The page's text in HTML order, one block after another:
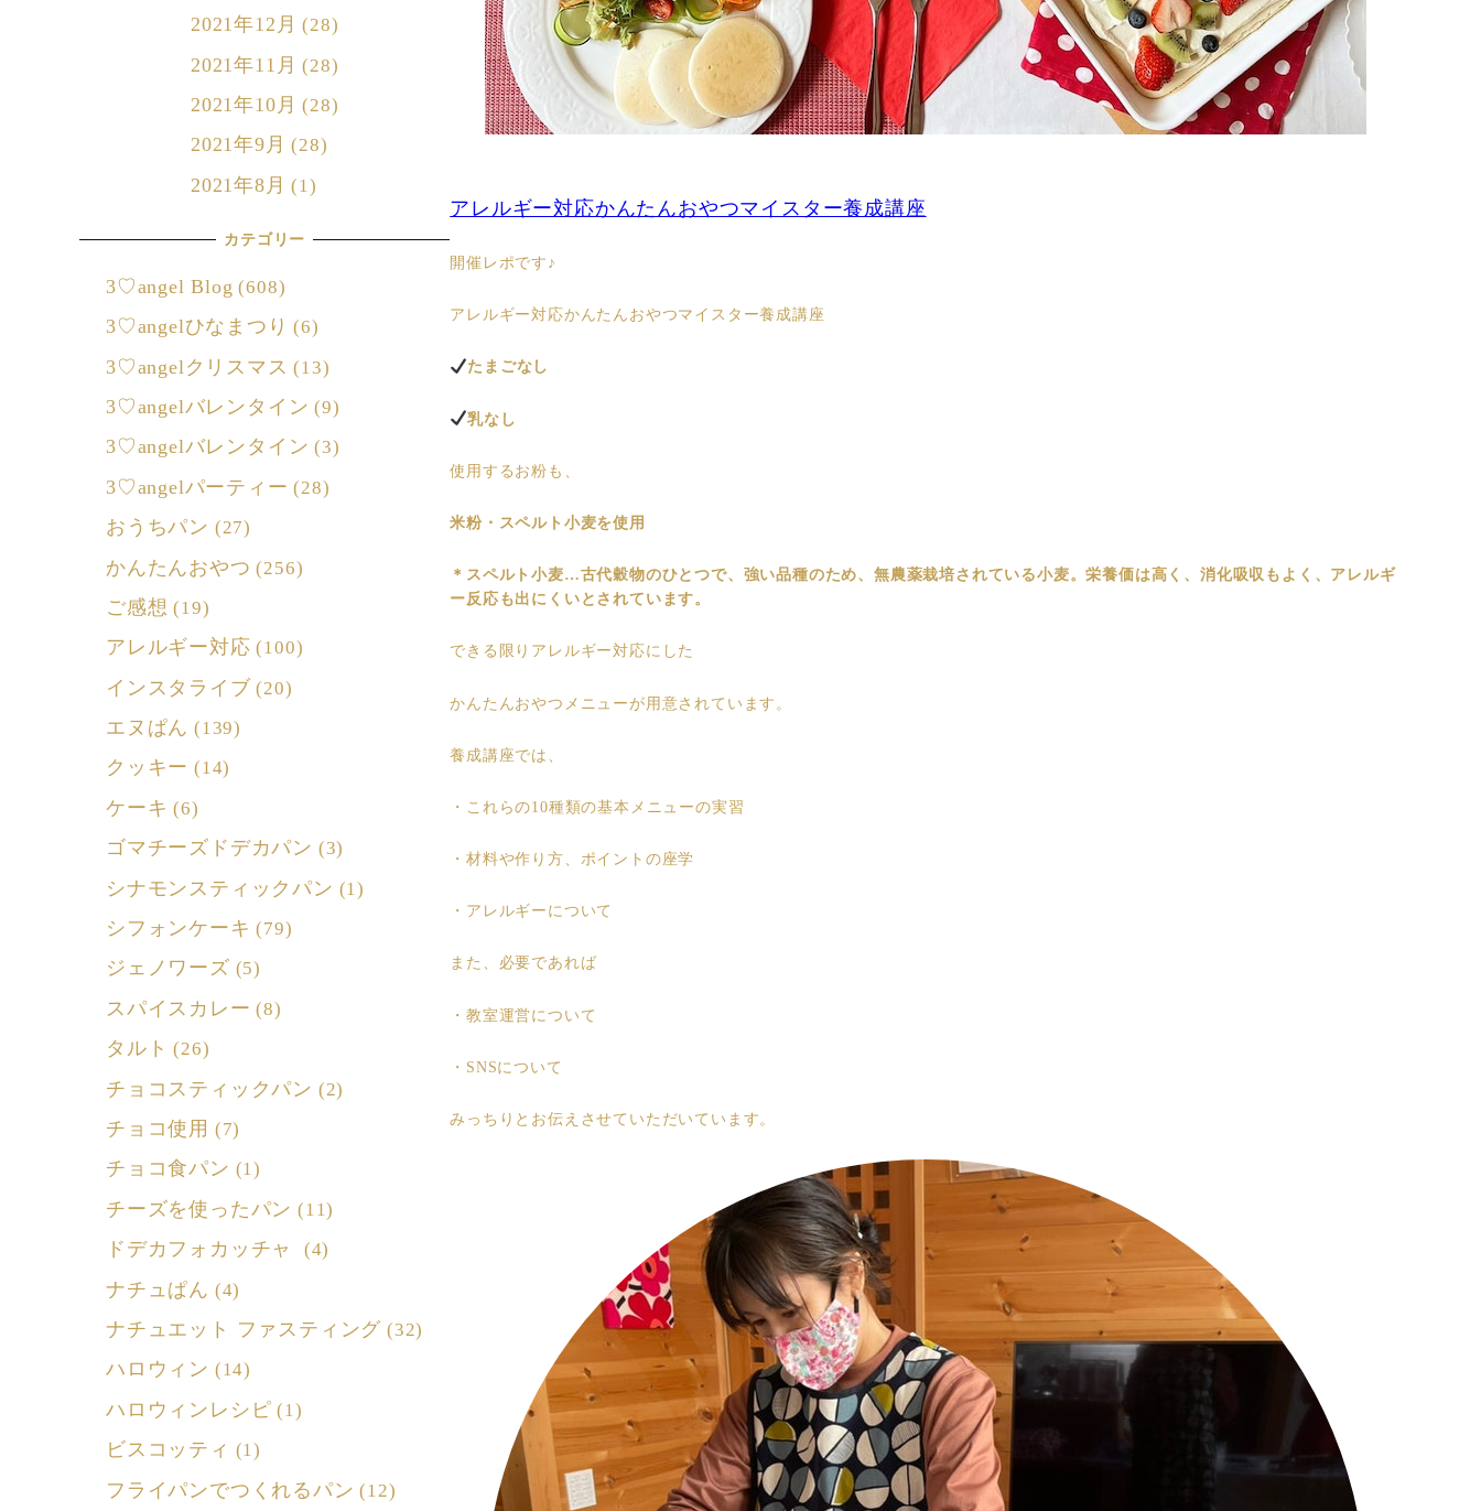
アレルギー対応かんたんおやつマイスター養成講座
開催レポです♪
アレルギー対応かんたんおやつマイスター養成講座
たまごなし
乳なし
使用するお粉も、
米粉・スペルト小麦を使用
＊スペルト小麦…古代穀物のひとつで、強い品種のため、無農薬栽培されている小麦。栄養価は高く、消化吸収もよく、アレルギ
ー反応も出にくいとされています。
できる限りアレルギー対応にした
かんたんおやつメニューが用意されています。
養成講座では、
・これらの10種類の基本メニューの実習
・材料や作り方、ポイントの座学
・アレルギーについて
また、必要であれば
・教室運営について
・SNSについて
みっちりとお伝えさせていただいています。
2021年12月 (28)
2021年11月 (28)
2021年10月 (28)
2021年9月 (28)
2021年8月 (1)
カテゴリー
3♡angel Blog (608)
3♡angelひなまつり (6)
3♡angelクリスマス (13)
3♡angelバレンタイン (9)
3♡angelバレンタイン (3)
3♡angelパーティー (28)
おうちパン (27)
かんたんおやつ (256)
ご感想 (19)
アレルギー対応 (100)
インスタライブ (20)
エヌぱん (139)
クッキー (14)
ケーキ (6)
ゴマチーズドデカパン (3)
シナモンスティックパン (1)
シフォンケーキ (79)
ジェノワーズ (5)
スパイスカレー (8)
タルト (26)
チョコスティックパン (2)
チョコ使用 (7)
チョコ食パン (1)
チーズを使ったパン (11)
ドデカフォカッチャ (4)
ナチュぱん (4)
ナチュエット ファスティング (32)
ハロウィン (14)
ハロウィンレシピ (1)
ビスコッティ (1)
フライパンでつくれるパン (12)